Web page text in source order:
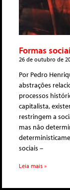
Formas
26 de outubro de
Por Pedro
abstrações
processos
capitalista,
restringem a
mas não
sociais –
Leia mais »